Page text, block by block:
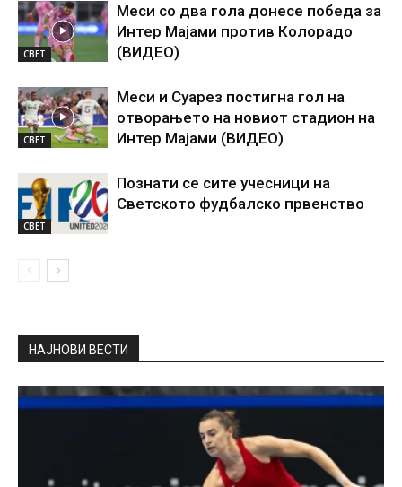
СВЕТ
Меси со два гола донесе победа за
Интер Мајами против Колорадо
(ВИДЕО)
СВЕТ
Меси и Суарез постигна гол на
отворањето на новиот стадион на
Интер Мајами (ВИДЕО)
СВЕТ
Познати се сите учесници на
Светското фудбалско првенство
НАЈНОВИ ВЕСТИ